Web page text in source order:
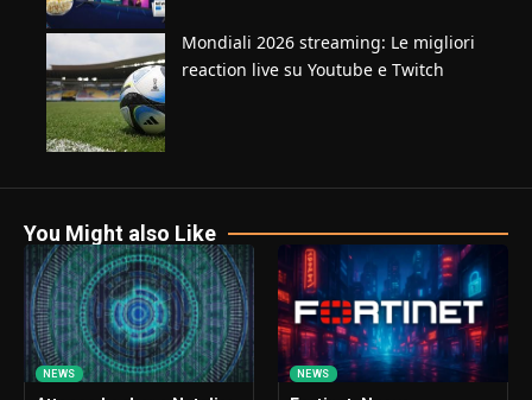
Mondiali 2026 streaming: Le migliori
reaction live su Youtube e Twitch
You Might also Like
NEWS NEWS